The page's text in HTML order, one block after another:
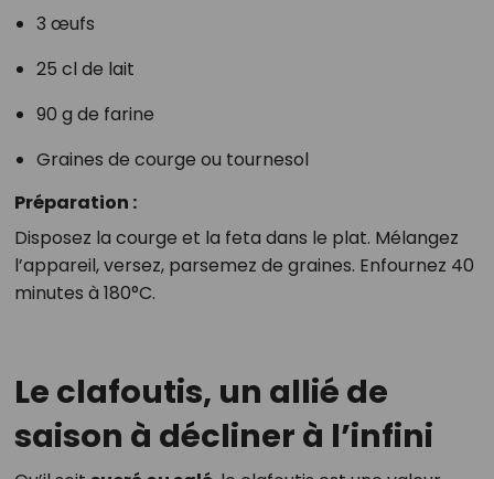
3 œufs
25 cl de lait
90 g de farine
Graines de courge ou tournesol
Préparation :
Disposez la courge et la feta dans le plat. Mélangez
l’appareil, versez, parsemez de graines. Enfournez 40
minutes à 180°C.
Le clafoutis, un allié de
saison à décliner à l’infini